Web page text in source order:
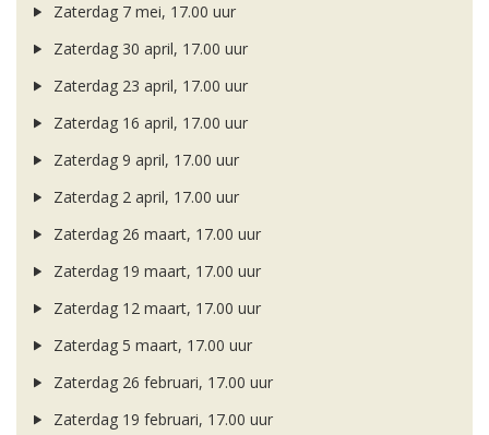
Zaterdag 7 mei, 17.00 uur
Zaterdag 30 april, 17.00 uur
Zaterdag 23 april, 17.00 uur
Zaterdag 16 april, 17.00 uur
Zaterdag 9 april, 17.00 uur
Zaterdag 2 april, 17.00 uur
Zaterdag 26 maart, 17.00 uur
Zaterdag 19 maart, 17.00 uur
Zaterdag 12 maart, 17.00 uur
Zaterdag 5 maart, 17.00 uur
Zaterdag 26 februari, 17.00 uur
Zaterdag 19 februari, 17.00 uur